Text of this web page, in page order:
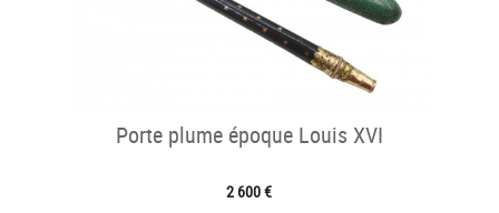
Porte plume époque Louis XVI
2 600 €